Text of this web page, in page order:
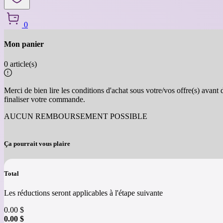
0
Mon panier
0 article(s)
Merci de bien lire les conditions d'achat sous votre/vos offre(s) avant
finaliser votre commande.
AUCUN REMBOURSEMENT POSSIBLE
Ça pourrait vous plaire
Total
Les réductions seront applicables à l'étape suivante
0.00 $
0.00 $